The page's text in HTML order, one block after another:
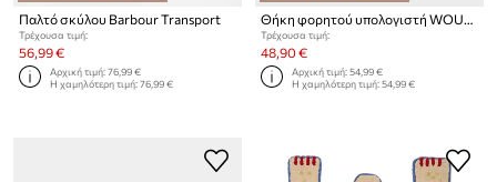
Παλτό σκύλου Barbour Transport
Τρέχουσα τιμή:
56,99 €
Αρχική τιμή:76,99 €
Η χαμηλότερη τιμή:76,99 €
Θήκη φορητού υπολογιστή WOUF Magic Trip 13"/14"
Τρέχουσα τιμή:
48,90 €
Αρχική τιμή:54,99 €
Η χαμηλότερη τιμή:54,99 €